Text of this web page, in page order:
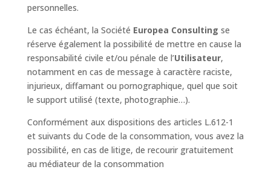
personnelles.
Le cas échéant, la Société Europea Consulting se
réserve également la possibilité de mettre en cause la
responsabilité civile et/ou pénale de l’Utilisateur,
notamment en cas de message à caractère raciste,
injurieux, diffamant ou pornographique, quel que soit
le support utilisé (texte, photographie…).
Conformément aux dispositions des articles L.612-1
et suivants du Code de la consommation, vous avez la
possibilité, en cas de litige, de recourir gratuitement
au médiateur de la consommation